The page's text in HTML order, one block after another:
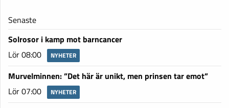
Senaste
Solrosor i kamp mot barncancer
Lör 08:00
NYHETER
Murvelminnen: ”Det här är unikt, men prinsen tar emot”
Lör 07:00
NYHETER